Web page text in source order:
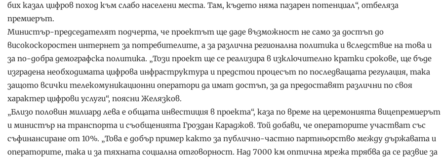
бих казал цифров поход към слабо населени места. Там, където няма пазарен потенциал“, отбеляза
премиерът.
Министър-председателят подчерта, че проектът ще даде възможност не само за достъп до
високоскоростен интернет за потребителите, а за различна регионална политика и вследствие на това и
за по-добра демографска политика. „Този проект ще се реализира в изключително кратки срокове, ще бъде
изградена необходимата цифрова инфраструктура и предстои процесът по последващата регулация, така
защото всички телекомуникационни оператори да имат достъп, за да предоставят различни по своя
характер цифрови услуги“, поясни Желязков.
„Близо половин милиард лева е общата инвестиция в проекта“, каза по време на церемонията вицепремиерът
и министър на транспорта и съобщенията Гроздан Караджов. Той добави, че операторите участват със
съфинансиране от 10%. „Това е добър пример както за публично-частно партньорство между държавата и
операторите, така и за тяхната социална отговорност. Над 7000 км оптична мрежа трябва да се развие за